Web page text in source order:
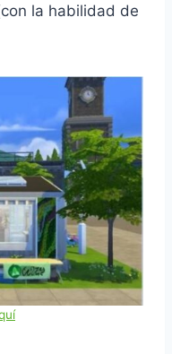
la habilidad de